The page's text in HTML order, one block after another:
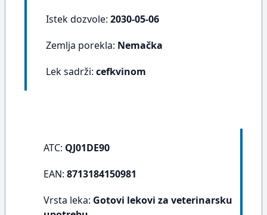
Istek dozvole: 2030-05-06
Zemlja porekla: Nemačka
Lek sadrži: cefkvinom
ATC: QJ01DE90
EAN: 8713184150981
Vrsta leka: Gotovi lekovi za veterinarsku